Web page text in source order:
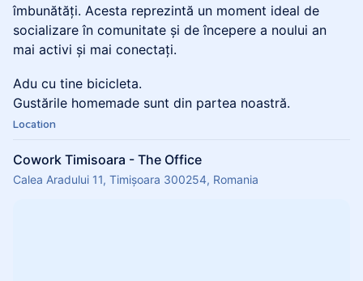
îmbunătăți. Acesta reprezintă un moment ideal de
socializare în comunitate și de începere a noului an
mai activi și mai conectați.
Adu cu tine bicicleta.
Gustările homemade sunt din partea noastră.
Location
Cowork Timisoara - The Office
Calea Aradului 11, Timișoara 300254, Romania